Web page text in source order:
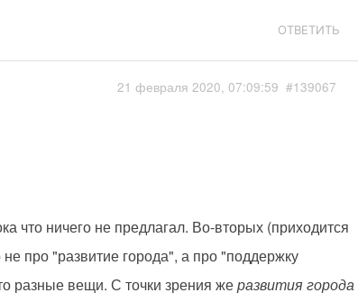
ОТВЕТИТЬ
21 февраля 2020, 07:09:59 #139067
что ничего не предлагал. Во-вторых (приходится
про "развитие города", а про "поддержку
разные вещи. С точки зрения жеразвития города